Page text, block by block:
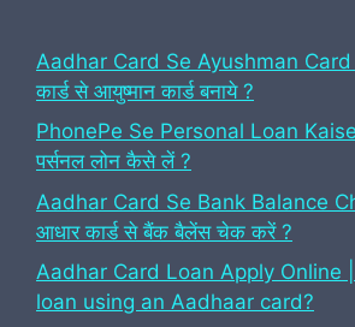
Aadhar Card Se Ayushman
कार्ड से आयुष्मान कार्ड बनाये ?
PhonePe Se Personal Loan
पर्सनल लोन कैसे लें ?
Aadhar Card Se Bank Balance
आधार कार्ड से बैंक बैलेंस चेक करें ?
Aadhar Card Loan Apply Online
loan using an Aadhaar card?